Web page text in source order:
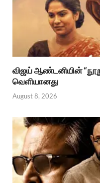
விஜய் ஆண்டனியின்
வெளியானது
August 8, 2026